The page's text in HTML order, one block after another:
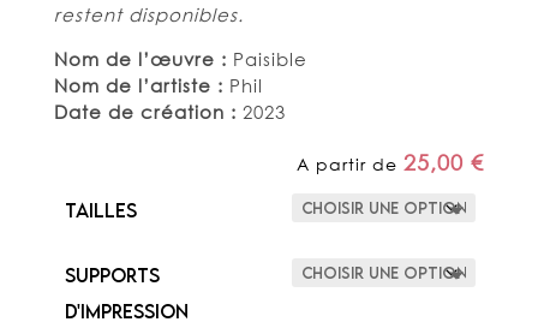
restent disponibles.
Nom de l’œuvre : Paisible
Nom de l’artiste : Phil
Date de création : 2023
A partir de25,00€
Tailles
Supports
d'impression